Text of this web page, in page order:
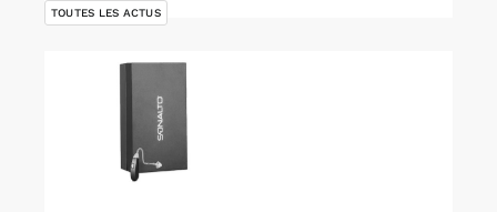
TOUTES LES ACTUS